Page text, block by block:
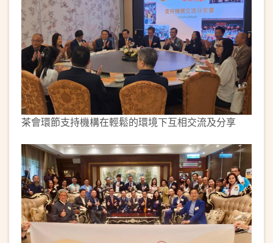
茶會環節支持機構在輕鬆的環境下互相交流及分享